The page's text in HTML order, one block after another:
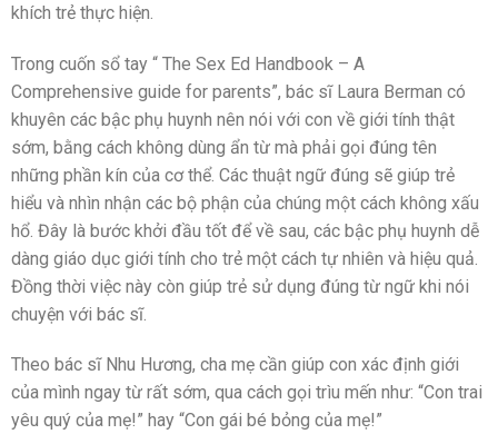
khích trẻ thực hiện.
Trong cuốn sổ tay “ The Sex Ed Handbook – A
Comprehensive guide for parents”, bác sĩ Laura Berman có
khuyên các bậc phụ huynh nên nói với con về giới tính thật
sớm, bằng cách không dùng ẩn từ mà phải gọi đúng tên
những phần kín của cơ thể. Các thuật ngữ đúng sẽ giúp trẻ
hiểu và nhìn nhận các bộ phận của chúng một cách không xấu
hổ. Đây là bước khởi đầu tốt để về sau, các bậc phụ huynh dễ
dàng giáo dục giới tính cho trẻ một cách tự nhiên và hiệu quả.
Đồng thời việc này còn giúp trẻ sử dụng đúng từ ngữ khi nói
chuyện với bác sĩ.
Theo bác sĩ Nhu Hương, cha mẹ cần giúp con xác định giới
của mình ngay từ rất sớm, qua cách gọi trìu mến như: “Con trai
yêu quý của mẹ!” hay “Con gái bé bỏng của mẹ!”